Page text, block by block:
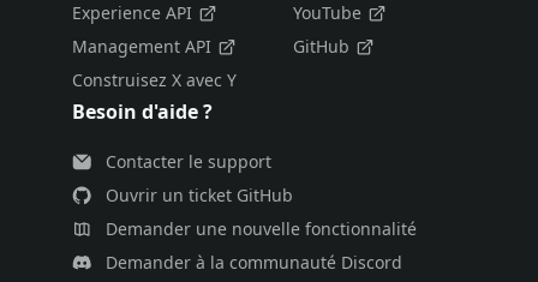
Experience API
Management API
Construisez X avec Y
YouTube
GitHub
Besoin d'aide ?
Contacter le support
Ouvrir un ticket GitHub
Demander une nouvelle fonctionnalité
Demander à la communauté Discord